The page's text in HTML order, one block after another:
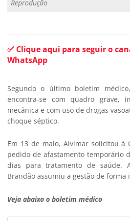
Reprodução
✅ Clique aqui para seguir o
WhatsApp
Segundo o último boletim
encontra-se com quadro grave,
mecânica e com uso de drogas
choque séptico.
Em 13 de maio, Alvimar solicitou à
pedido de afastamento temporário
dias para tratamento de saúde.
Brandão assumiu a gestão de forma
Veja abaixo o boletim médico